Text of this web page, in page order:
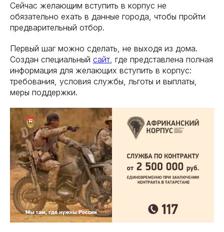
Сейчас желающим вступить в корпус не
обязательно ехать в данные города, чтобы пройти
предварительный отбор.
Первый шаг можно сделать, не выходя из дома.
Создан специальный сайт, где представлена полная
информация для желающих вступить в корпус:
требования, условия службы, льготы и выплаты,
меры поддержки.